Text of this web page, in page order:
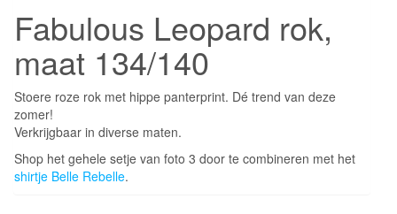
Fabulous Leopard rok,
maat 134/140
Stoere roze rok met hippe panterprint. Dé trend van deze
zomer!
Verkrijgbaar in diverse maten.
Shop het gehele setje van foto 3 door te combineren met het
shirtje Belle Rebelle.